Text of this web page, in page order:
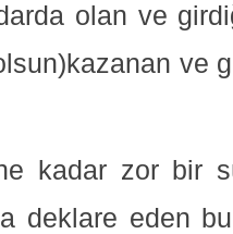
olan ve
ve
kadar zor bir
deklare eden